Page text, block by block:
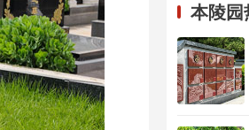
本陵园